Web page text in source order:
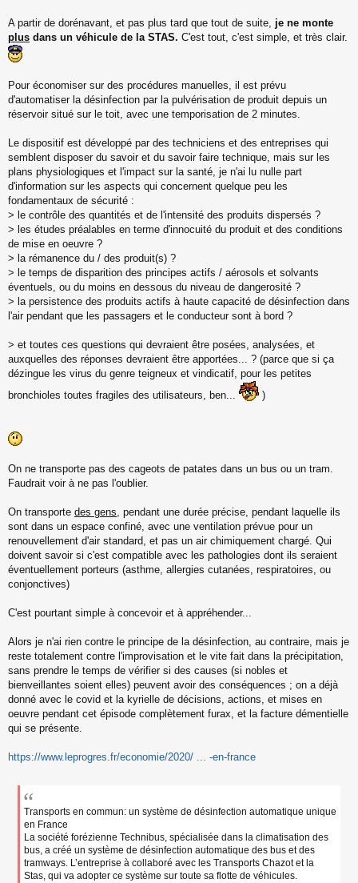
s
a
g
e
n
l
u
A partir de dorénavant, et pas plus tard que tout de suite, je ne monte
plus dans un véhicule de la STAS. C'est tout, c'est simple, et très clair.
Pour économiser sur des procédures manuelles, il est prévu
d'automatiser la désinfection par la pulvérisation de produit depuis un
réservoir situé sur le toit, avec une temporisation de 2 minutes.
Le dispositif est développé par des techniciens et des entreprises qui
semblent disposer du savoir et du savoir faire technique, mais sur les
plans physiologiques et l'impact sur la santé, je n'ai lu nulle part
d'information sur les aspects qui concernent quelque peu les
fondamentaux de sécurité :
> le contrôle des quantités et de l'intensité des produits dispersés ?
> les études préalables en terme d'innocuité du produit et des conditions
de mise en oeuvre ?
> la rémanence du / des produit(s) ?
> le temps de disparition des principes actifs / aérosols et solvants
éventuels, ou du moins en dessous du niveau de dangerosité ?
> la persistence des produits actifs à haute capacité de désinfection dans
l'air pendant que les passagers et le conducteur sont à bord ?
> et toutes ces questions qui devraient être posées, analysées, et
auxquelles des réponses devraient être apportées... ? (parce que si ça
dézingue les virus du genre teigneux et vindicatif, pour les petites
bronchioles toutes fragiles des utilisateurs, ben...
)
On ne transporte pas des cageots de patates dans un bus ou un tram.
Faudrait voir à ne pas l'oublier.
On transporte des gens, pendant une durée précise, pendant laquelle ils
sont dans un espace confiné, avec une ventilation prévue pour un
renouvellement d'air standard, et pas un air chimiquement chargé. Qui
doivent savoir si c'est compatible avec les pathologies dont ils seraient
éventuellement porteurs (asthme, allergies cutanées, respiratoires, ou
conjonctives)
C'est pourtant simple à concevoir et à appréhender...
Alors je n'ai rien contre le principe de la désinfection, au contraire, mais je
reste totalement contre l'improvisation et le vite fait dans la précipitation,
sans prendre le temps de vérifier si des causes (si nobles et
bienveillantes soient elles) peuvent avoir des conséquences ; on a déjà
donné avec le covid et la kyrielle de décisions, actions, et mises en
oeuvre pendant cet épisode complètement furax, et la facture démentielle
qui se présente.
https://www.leprogres.fr/economie/2020/ ... -en-france
Transports en commun: un système de désinfection automatique unique
en France
La société forézienne Technibus, spécialisée dans la climatisation des
bus, a créé un système de désinfection automatique des bus et des
tramways. L’entreprise à collaboré avec les Transports Chazot et la
Stas, qui va adopter ce système sur toute sa flotte de véhicules.